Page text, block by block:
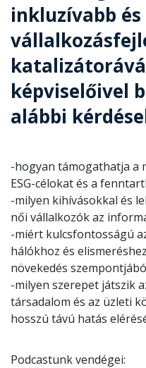
inkluzívabb
képviselőivel
alábbi
-hogyan támogathatja a
ESG-célokat és a
-milyen kihívásokkal és
női vállalkozók az
-miért kulcsfontosságú
hálókhoz és
növekedés
-milyen szerepet játszik
társadalom és az üzleti
hosszú távú hatás
Podcastunk vendégei: